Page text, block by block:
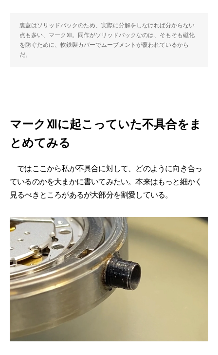
裏蓋はソリッドバックのため、実際に分解をしなければ分からない
点も多い、マークⅫ。同作がソリッドバックなのは、そもそも磁化
を防ぐために、軟鉄製カバーでムーブメントが覆われているから
だ。
マークⅫに起こっていた不具合をま
とめてみる
ではここから私が不具合に対して、どのように向き合っ
ているのかを大まかに書いてみたい。本来はもっと細かく
見るべきところがあるが大部分を割愛している。